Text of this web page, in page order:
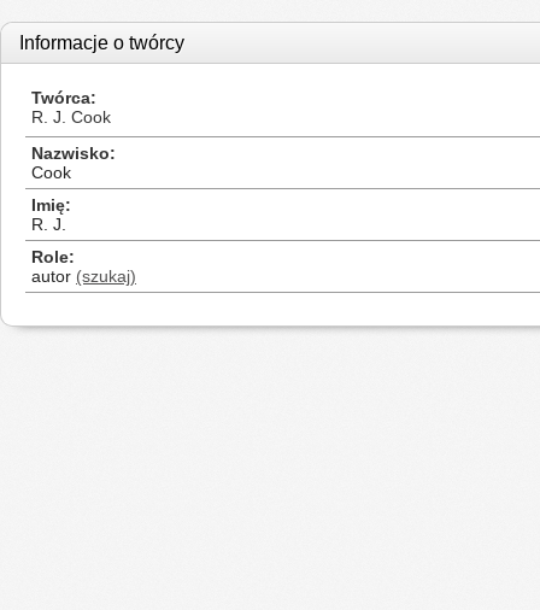
Informacje o twórcy
Twórca
R. J. Cook
Nazwisko
Cook
Imię
R. J.
Role
autor (szukaj)